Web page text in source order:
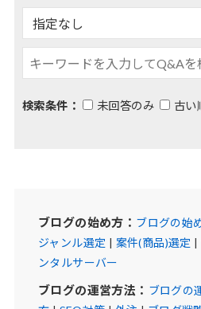
検索条件： 未回答のみ 古い
ブログの始め方： ブログの始
ジャンル選定 | 案件(商品)選定 |
ンタルサーバー
ブログの運営方法： ブログの